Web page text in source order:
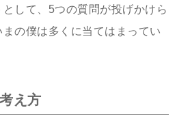
して、5つの質問が投げかけら
の僕は多くに当てはまってい
え方